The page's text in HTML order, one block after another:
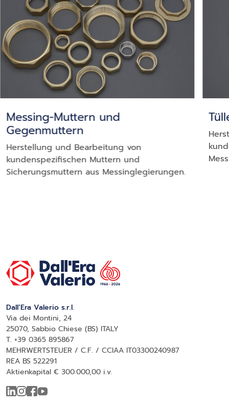
Messing-Muttern und
Gegenmuttern
Herstellung und Bearbeitung von
kundenspezifischen Muttern und
Sicherungsmuttern aus Messinglegierungen.
Dall’Era Valerio s.r.l.
Via dei Montini, 24
25070, Sabbio Chiese (BS) ITALY
T. +39 0365 895867
MEHRWERTSTEUER / C.F. / CCIAA IT03300240987
REA BS 522291
Aktienkapital € 300.000,00 i.v.